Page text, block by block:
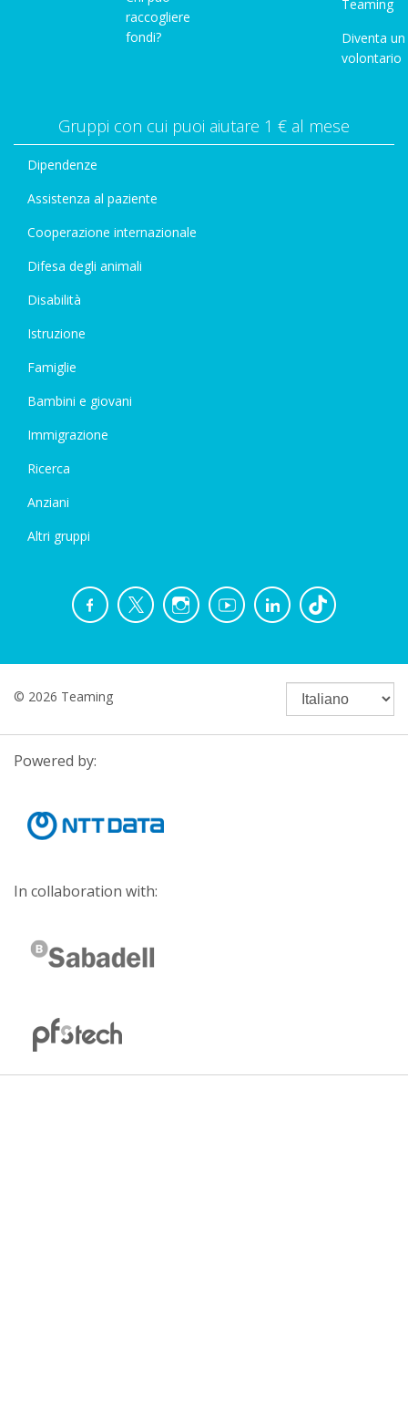
raccogliere
fondi?
Teaming
Diventa un
volontario
Gruppi con cui puoi aiutare 1 € al mese
Dipendenze
Assistenza al paziente
Cooperazione internazionale
Difesa degli animali
Disabilità
Istruzione
Famiglie
Bambini e giovani
Immigrazione
Ricerca
Anziani
Altri gruppi
© 2026 Teaming
Powered by:
In collaboration with: